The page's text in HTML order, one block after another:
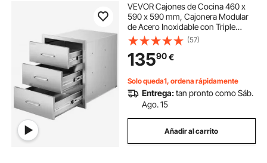
VEVOR Cajones de Cocina 460 x
590 x 590 mm, Cajonera Modular
de Acero Inoxidable con Triple
Acceso y Asas, Cajón para Isla de
Barbacoa, Ideal para Cocina
Exterior, Parrilla de Patio, Camping
(57)
13590€
Solo queda1, ordena rápidamente
Entrega:tan pronto como Sáb.
Ago. 15
Añadir al carrito